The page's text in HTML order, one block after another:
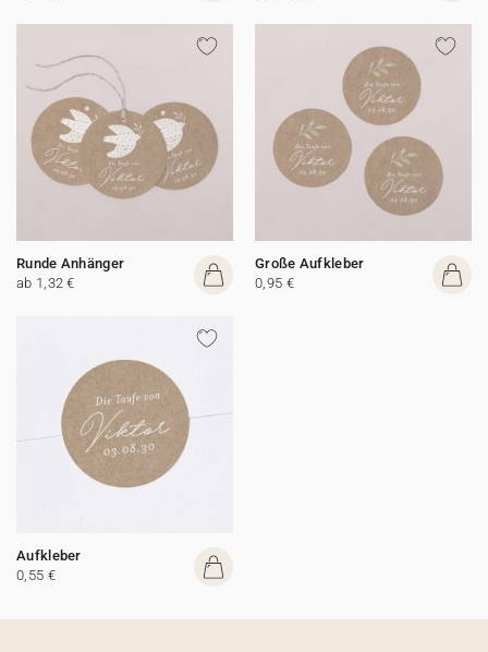
Runde Anhänger
ab 1,32 €
Große Aufkleber
0,95 €
Aufkleber
0,55 €